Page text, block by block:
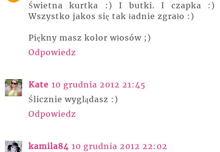
Świetna kurtka :) I butki. I czapka :)
Wszystko jakos się tak ładnie zgrało :)
Piękny masz kolor włosów ;)
Odpowiedz
Kate 10 grudnia 2012 21:45
Ślicznie wyglądasz :)
Odpowiedz
kamila84 10 grudnia 2012 22:02